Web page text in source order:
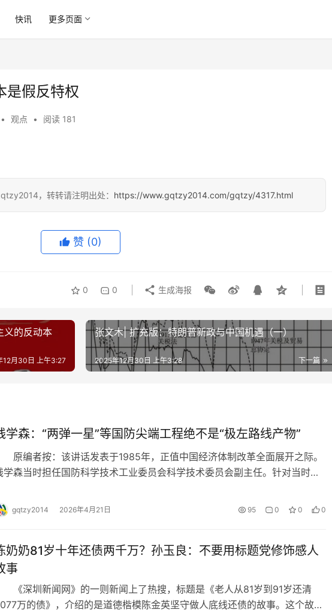
快讯 更多页面
是假反特权
• 观点 • 阅读 181
，转转请注明出处： https://www.gqtzy2014.com/gqtzy/4317.html
赞 (0)
0 0 生成海报
义的反动本
12月30日 上午3:27
张文木| 扩充版：特朗普新政与中国机遇（一）
下一篇
2025年12月30日 上午3:28
学森：“两弹一星”等国防尖端工程绝不是“极左路线产物”
原编者按：该讲话发表于1985年，正值中国经济体制改革全面展开之际。
学森当时担任国防科学技术工业委员会科学技术委员会副主任。针对当时有
三中全会，这期间国防科研花了很多钱，包括原子弹、氢弹、人造地球卫星
等，都是极左路线的产物，必须彻底消灭这条极左路线，就必须下马国防工
gqtzy2014 2026年4月21日 95 0 0 0
奶奶81岁十年还债两千万？孙玉良：不要用标题党修饰感人
事
《深圳新闻网》的一则新闻上了热搜，标题是《老人从81岁到91岁还清
万的债》，介绍的是道德楷模陈金英坚守做人底线还债的故事。这个故事